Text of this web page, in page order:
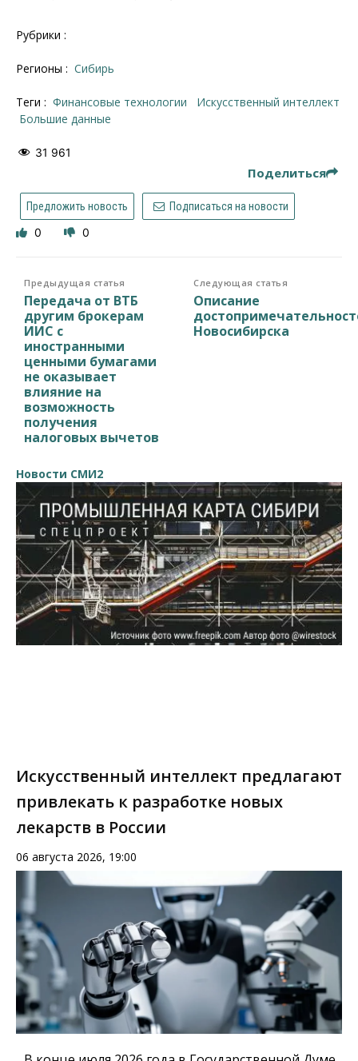
Рубрики :
Регионы : Сибирь
Теги : финансовые технологии
искусственный интеллект
Большие данные
31 961
Поделиться
Предложить новость Подписаться на новости
0 0
Предыдущая статья
Передача от ВТБ
другим брокерам
ИИС с
иностранными
ценными бумагами
не оказывает
влияние на
возможность
получения
налоговых вычетов
Следующая статья
Описание
Новосибирска
Новости СМИ2
Искусственный интеллект предлагают
привлекать к разработке новых
лекарств в России
06 августа 2026, 19:00